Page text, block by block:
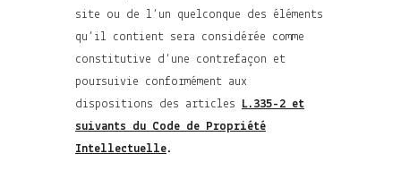
site ou de l’un quelconque des éléments
qu’il contient sera considérée comme
constitutive d’une contrefaçon et
poursuivie conformément aux
dispositions des articles L.335-2 et
suivants du Code de Propriété
Intellectuelle.